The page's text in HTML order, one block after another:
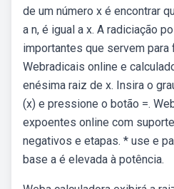
de um número x é encontrar
a n, é igual a x. A radiciação
importantes que servem para
Webradicais online e
enésima raiz de x. Insira o
(x) e pressione o botão =.
expoentes online com
negativos e etapas. * use e
base a é elevada à potência.